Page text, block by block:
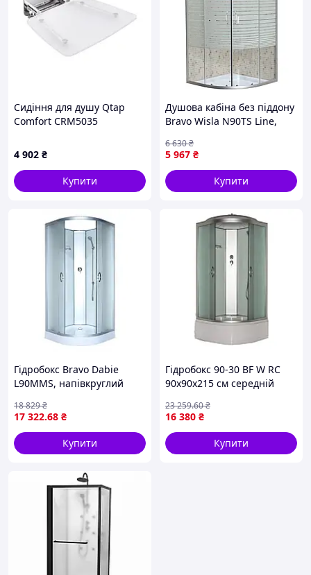
Сидіння для душу Qtap
Comfort CRM5035
4 902 ₴
Купити
Душова кабіна без піддону
Bravo Wisla N90TS Line,
5 967 ₴
6 630₴
Купити
Гідробокс Bravo Dabie
L90MMS, напівкруглий
17 322.68 ₴
18 829₴
Купити
Гідробокс 90-30 BF W RC
90x90х215 см середній
16 380 ₴
23 259.60₴
Купити